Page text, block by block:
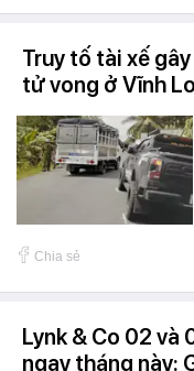
Truy tố tài xế
tử vong ở Vĩnh
Chia sẻ
Lynk & Co 02 và
ngay tháng này: